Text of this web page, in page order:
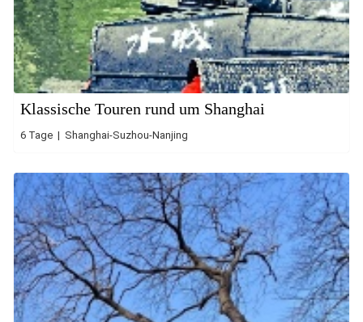
Klassische Touren rund um Shanghai
6 Tage | Shanghai-Suzhou-Nanjing